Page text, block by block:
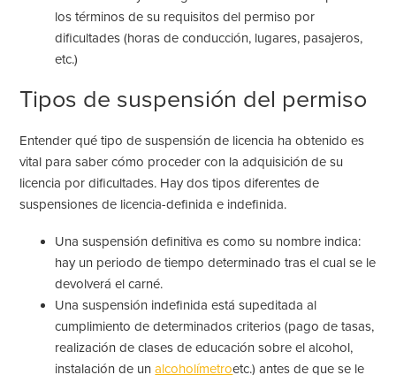
los términos de su requisitos del permiso por
dificultades(horas de conducción, lugares, pasajeros,
etc.)
Tipos de suspensión del permiso
Entender qué tipo de suspensión de licencia ha obtenido es
vital para saber cómo proceder con la adquisición de su
licencia por dificultades. Hay dos tipos diferentes de
suspensiones de licencia-definida e indefinida.
Una suspensión definitiva es como su nombre indica:
hay un periodo de tiempo determinado tras el cual se le
devolverá el carné.
Una suspensión indefinida está supeditada al
cumplimiento de determinados criterios (pago de tasas,
realización de clases de educación sobre el alcohol,
instalación de unalcoholímetroetc.) antes de que se le